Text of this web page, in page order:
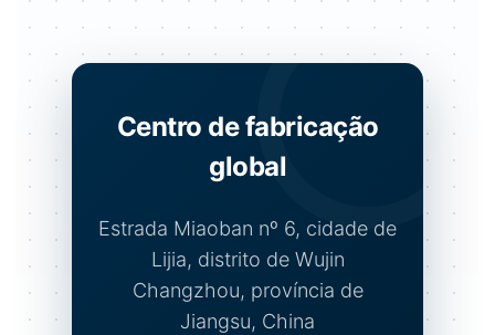
Centro de fabricação
global
Estrada Miaoban nº 6, cidade de
Lijia, distrito de Wujin
Changzhou, província de
Jiangsu, China